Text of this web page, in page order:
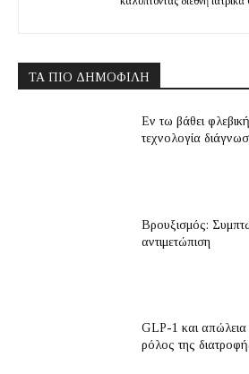
ΤΑ ΠΙΟ ΔΗΜΟΦΙΛΉ
Εν τω βάθει
τεχνολογία
Βρουξισμός:
αντιμετώπιση
GLP-1 και
ρόλος της